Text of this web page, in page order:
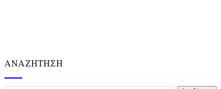
ΑΝΑΖΗΤΗΣΗ